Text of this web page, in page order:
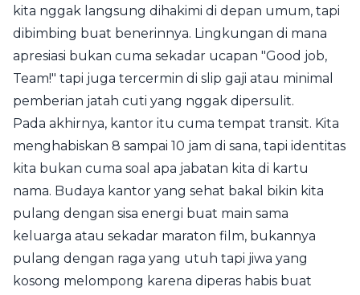
kita nggak langsung dihakimi di depan umum, tapi
dibimbing buat benerinnya. Lingkungan di mana
apresiasi bukan cuma sekadar ucapan "Good job,
Team!" tapi juga tercermin di slip gaji atau minimal
pemberian jatah cuti yang nggak dipersulit.
Pada akhirnya, kantor itu cuma tempat transit. Kita
menghabiskan 8 sampai 10 jam di sana, tapi identitas
kita bukan cuma soal apa jabatan kita di kartu
nama. Budaya kantor yang sehat bakal bikin kita
pulang dengan sisa energi buat main sama
keluarga atau sekadar maraton film, bukannya
pulang dengan raga yang utuh tapi jiwa yang
kosong melompong karena diperas habis buat